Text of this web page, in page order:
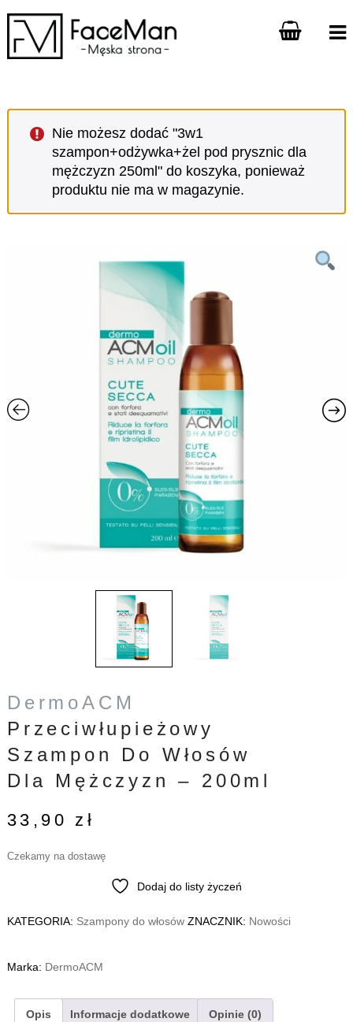
Nie możesz dodać "3w1
szampon+odżywka+żel pod prysznic dla
mężczyzn 250ml" do koszyka, ponieważ
produktu nie ma w magazynie.
DermoACM
Przeciwłupieżowy
Szampon Do Włosów
Dla Mężczyzn – 200ml
33,90zł
Czekamy na dostawę
Dodaj do listy życzeń
KATEGORIA: Szampony do włosów ZNACZNIK: Nowości
Marka: DermoACM
Opis Informacje dodatkowe Opinie (0)